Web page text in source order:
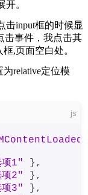
。
击input框的时候显
击事件，我点击其
,页面空白处。
relative定位模
js
1"
},
2"
},
3"
},